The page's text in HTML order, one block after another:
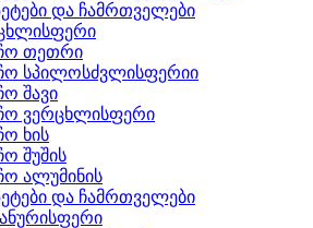
და ჩამრთველები
თეთრი
სპილოსძვლისფერიი
შავი
ვერცხლისფერი
ხის
შუშის
ალუმინის
და ჩამრთველები